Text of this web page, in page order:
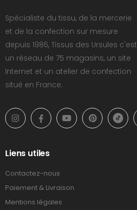
Spécialiste du tissu, de la mercerie
et de la confection sur mesure
depuis 1986, Tissus des Ursules c'est
un réseau de 75 magasins, un site
Internet et un atelier de confection
situé en France.
Liens utiles
Contactez-nous
Paiement & Livraison
Mentions légales